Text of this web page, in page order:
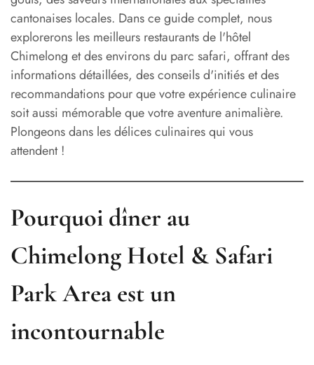
cantonaises locales. Dans ce guide complet, nous
explorerons les meilleurs restaurants de l'hôtel
Chimelong et des environs du parc safari, offrant des
informations détaillées, des conseils d'initiés et des
recommandations pour que votre expérience culinaire
soit aussi mémorable que votre aventure animalière.
Plongeons dans les délices culinaires qui vous
attendent !
Pourquoi dîner au
Chimelong Hotel & Safari
Park Area est un
incontournable